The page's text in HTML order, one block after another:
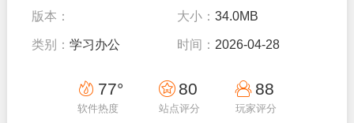
版本： 大小： 34.0MB
类别：学习办公 时间： 2026-04-28
77°
软件热度
80
站点评分
88
玩家评分